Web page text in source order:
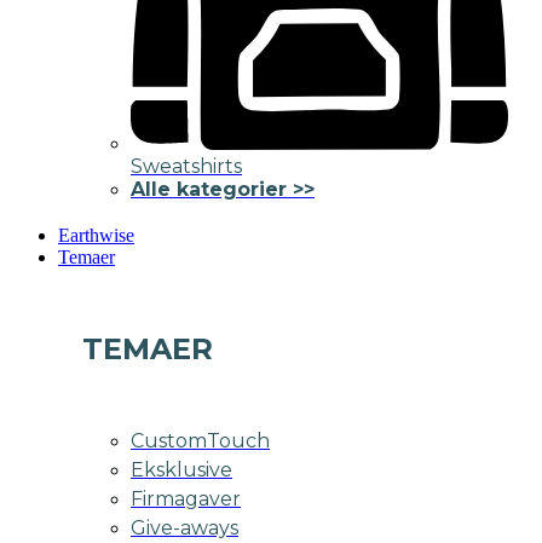
Sweatshirts
Alle kategorier >>
Earthwise
Temaer
TEMAER
CustomTouch
Eksklusive
Firmagaver
Give-aways